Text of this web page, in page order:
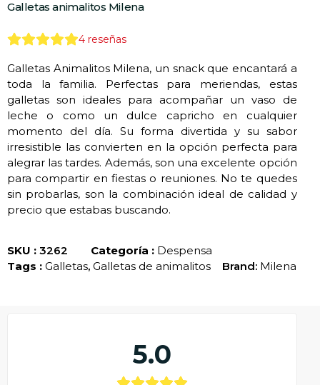
Galletas animalitos Milena
4 reseñas
Galletas Animalitos Milena, un snack que encantará a
toda la familia. Perfectas para meriendas, estas
galletas son ideales para acompañar un vaso de
leche o como un dulce capricho en cualquier
momento del día. Su forma divertida y su sabor
irresistible las convierten en la opción perfecta para
alegrar las tardes. Además, son una excelente opción
para compartir en fiestas o reuniones. No te quedes
sin probarlas, son la combinación ideal de calidad y
precio que estabas buscando.
SKU : 3262 Categoría : Despensa
Tags : Galletas, Galletas de animalitos Brand: Milena
5.0